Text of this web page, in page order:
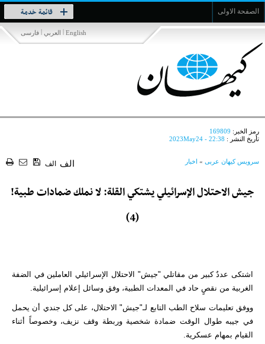
الصفحة الاولى قائمة خدمة
Toggle
navigation
فارسی | العربي | English
رمز الخبر: 169809
تأريخ النشر : 2023May24 - 22:38
سرویس کیهان عربی » اخبار الف الف
جيش الاحتلال الإسرائيلي يشتكي القلة: لا نملك ضمادات طبية!
(4)
اشتكى عددٌ كبير من مقاتلي "جيش" الاحتلال الإسرائيلي العاملين في الضفة
الغربية من نقصٍ حاد في المعدات الطبية، وفق وسائل إعلام إسرائيلية.
ووفق تعليمات سلاح الطب التابع لـ"جيش" الاحتلال، على كل جندي أن يحمل
في جيبه طوال الوقت ضمادة شخصية وربطة وقف نزيف، وخصوصاً أثناء
القيام بمهام عسكرية.